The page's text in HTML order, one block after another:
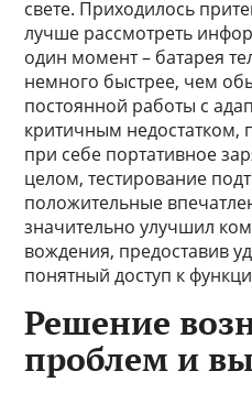
свете. Приходилось
лучше рассмотреть
один момент – батарея
немного быстрее, чем
постоянной работы с
критичным недостатком,
при себе портативное
целом, тестирование
положительные
значительно улучшил
вождения, предоставив
понятный доступ к
Решение
проблем и